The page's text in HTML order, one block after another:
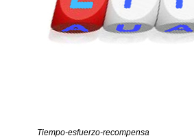
Tiempo-esfuerzo-recompensa